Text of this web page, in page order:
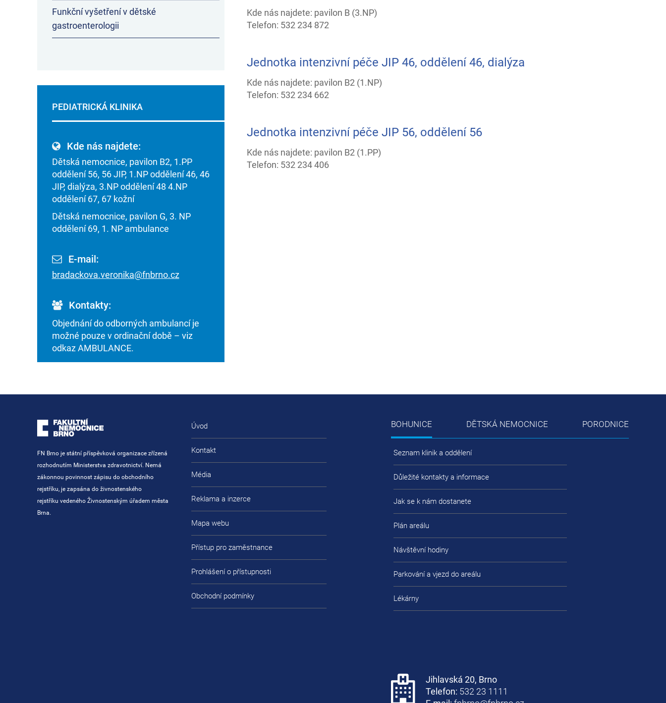
Kde nás najdete: pavilon B (3.NP)
Telefon: 532 234 872
Jednotka intenzivní péče JIP 46, oddělení 46, dialýza
Kde nás najdete: pavilon B2 (1.NP)
Telefon: 532 234 662
Jednotka intenzivní péče JIP 56, oddělení 56
Kde nás najdete: pavilon B2 (1.PP)
Telefon: 532 234 406
Funkční vyšetření v dětské
gastroenterologii
PEDIATRICKÁ KLINIKA
Kde nás najdete:
Dětská nemocnice, pavilon B2, 1.PP
oddělení 56, 56 JIP, 1.NP oddělení 46, 46
JIP, dialýza, 3.NP oddělení 48 4.NP
oddělení 67, 67 kožní
Dětská nemocnice, pavilon G, 3. NP
oddělení 69, 1. NP ambulance
E-mail:
bradackova.veronika@fnbrno.cz
Kontakty:
Objednání do odborných ambulancí je
možné pouze v ordinační době – viz
odkaz AMBULANCE.
FN Brno je státní příspěvková organizace zřízená
rozhodnutím Ministerstva zdravotnictví. Nemá
zákonnou povinnost zápisu do obchodního
rejstříku, je zapsána do živnostenského
rejstříku vedeného Živnostenským úřadem města
Brna.
Úvod
Kontakt
Média
Reklama a inzerce
Mapa webu
Přístup pro zaměstnance
Prohlášení o přístupnosti
Obchodní podmínky
BOHUNICE DĚTSKÁ NEMOCNICE PORODNICE
Seznam klinik a oddělení
Důležité kontakty a informace
Jak se k nám dostanete
Plán areálu
Návštěvní hodiny
Parkování a vjezd do areálu
Lékárny
Jihlavská 20, Brno
Telefon: 532 23 1111